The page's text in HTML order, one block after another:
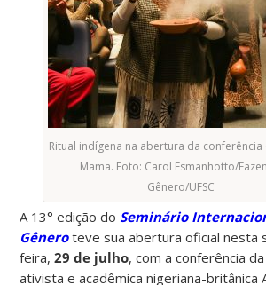
Ritual indígena na abertura da conferência
Mama. Foto: Carol Esmanhotto/
Gênero/UFSC
A 13° edição do Seminário
Gênero teve sua abertura oficial nesta
feira,29 de julho, com a conferência
ativista e acadêmica nigeriana-britânica